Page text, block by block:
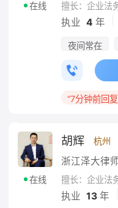
在线 擅长：企业法
执业 4 年
夜间常在
“7分钟前回
在线
胡辉 杭州
擅长：企业法
执业 13 年